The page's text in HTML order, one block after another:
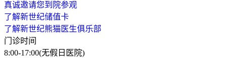
真诚邀请您到院参观
了解新世纪储值卡
了解新世纪熊猫医生俱乐部
门诊时间
8:00-17:00(无假日医院)